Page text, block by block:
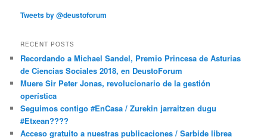
Tweets by @deustoforum
RECENT POSTS
Recordando a Michael Sandel, Premio Princesa de Asturias
de Ciencias Sociales 2018, en DeustoForum
Muere Sir Peter Jonas, revolucionario de la gestión
operística
Seguimos contigo #EnCasa / Zurekin jarraitzen dugu
#Etxean????
Acceso gratuito a nuestras publicaciones / Sarbide librea